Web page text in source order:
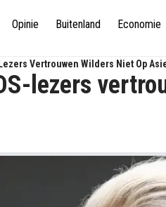
Opinie Buitenland Economie
Vertrouwen Wilders Niet Op
lezers